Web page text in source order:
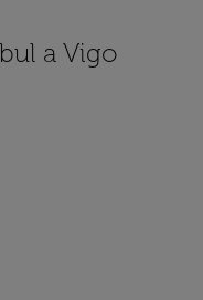
a Vigo